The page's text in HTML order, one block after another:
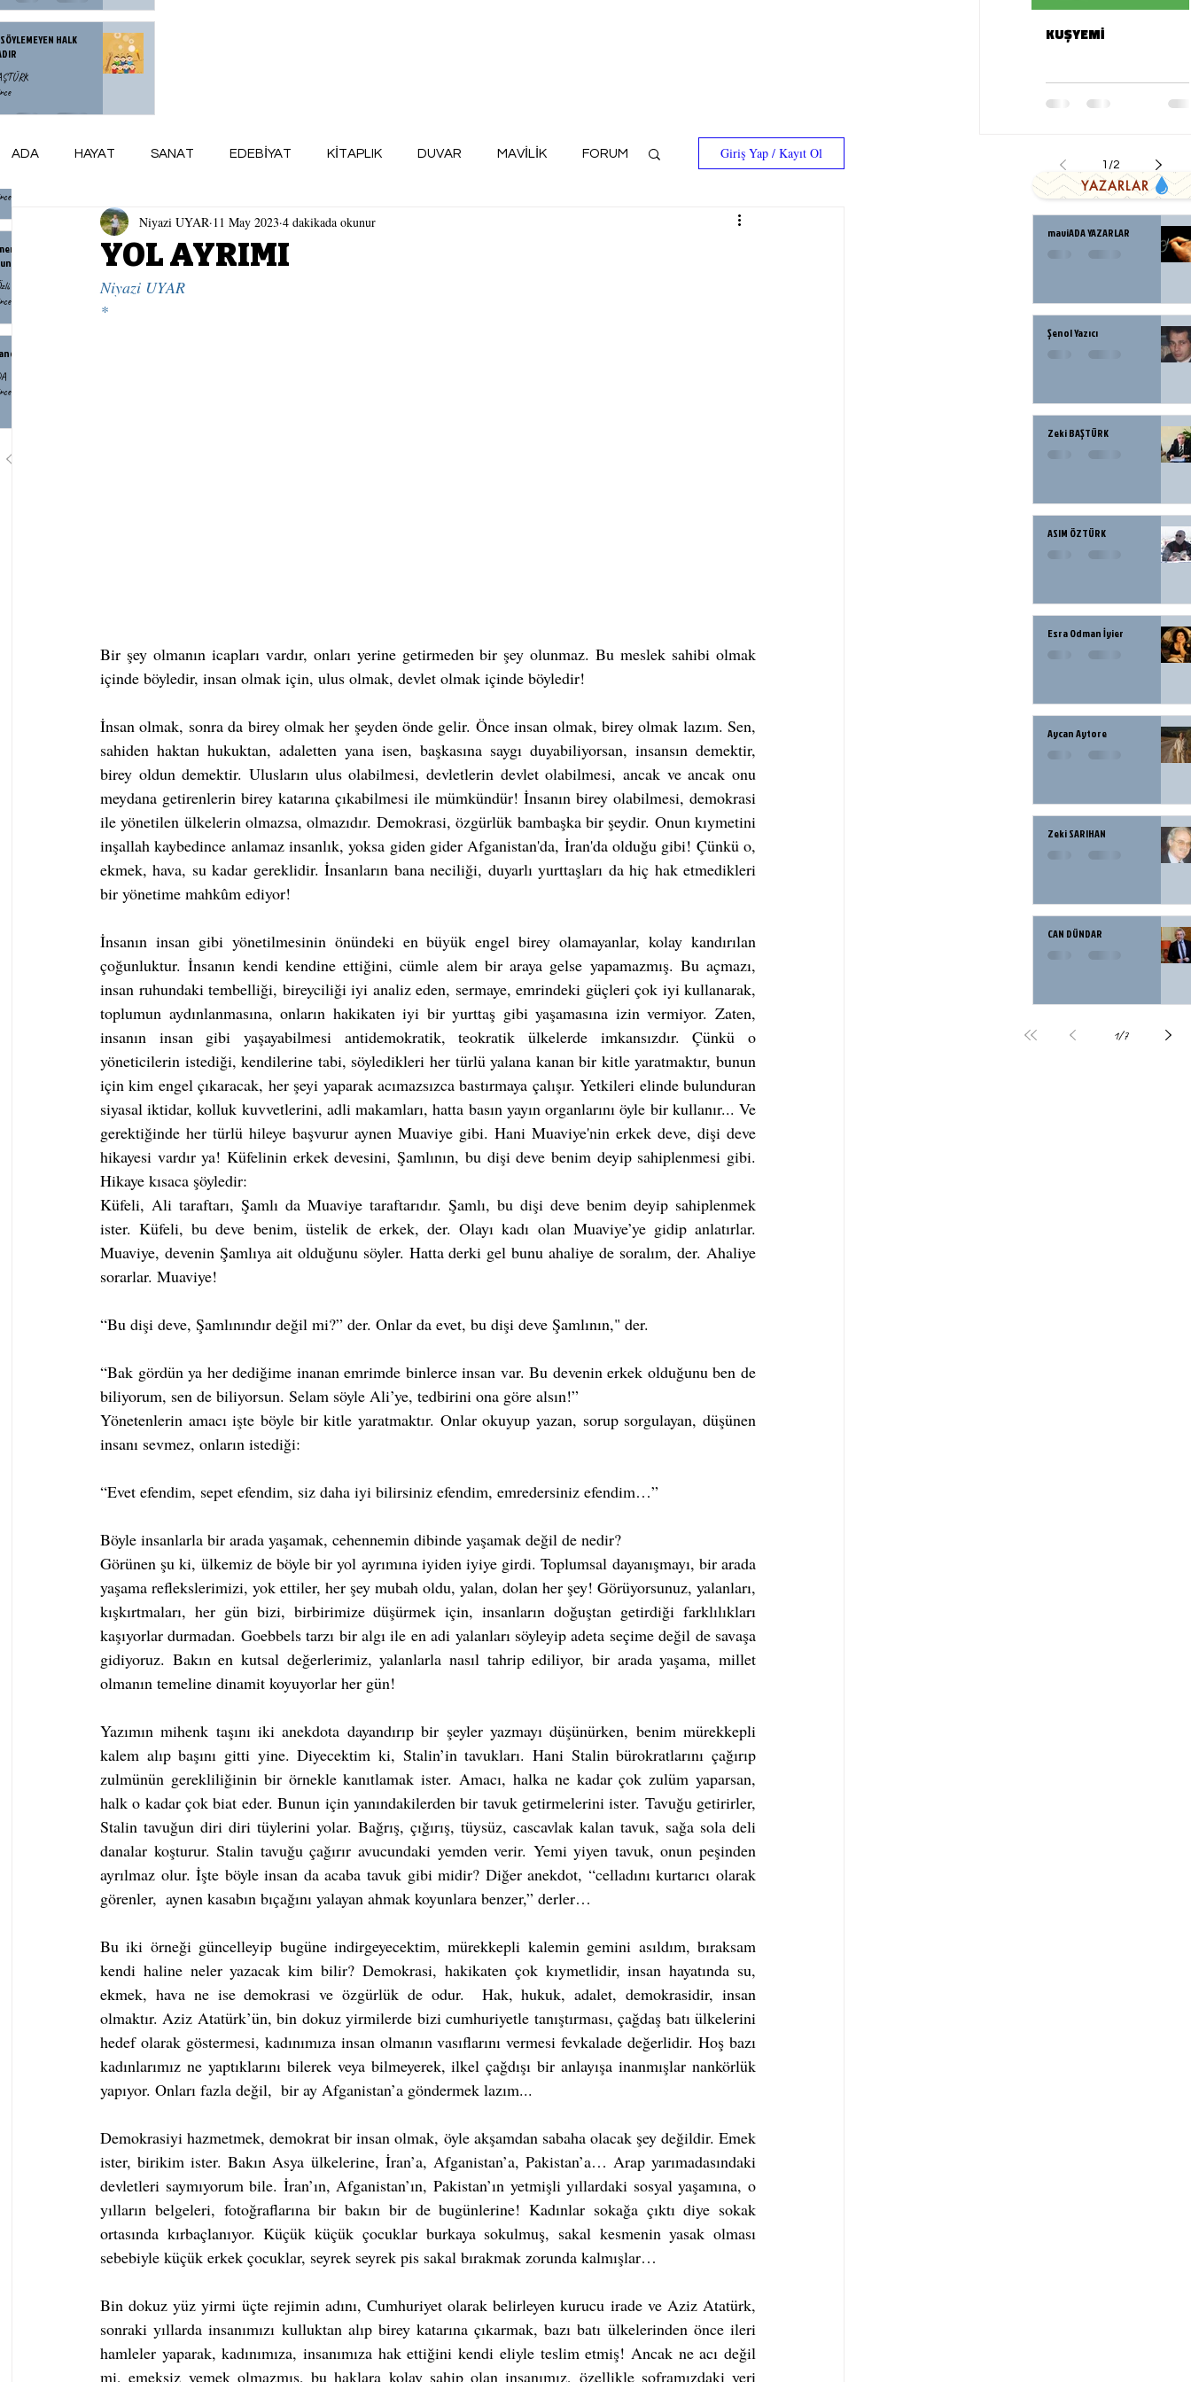
HALK
Yaşlanmak Demek
Bilmiyordum
İsayeviç Soljenitsin
ADA HAYAT SANAT EDEBİYAT KİTAPLIK DUVAR MAVİLİK FORUM
maviADA KÜNYE AY AYDINLIĞI
Giriş Yap / Kayıt Ol
YOL AYRIMI
Niyazi UYAR 11 May 2023 4 dakikada okunur
Niyazi UYAR
*
Bir şey olmanın icapları vardır, onları yerine getirmeden bir şey olunmaz. Bu meslek sahibi olmak
içinde böyledir, insan olmak için, ulus olmak, devlet olmak içinde böyledir!
İnsan olmak, sonra da birey olmak her şeyden önde gelir. Önce insan olmak, birey olmak lazım. Sen,
sahiden haktan hukuktan, adaletten yana isen, başkasına saygı duyabiliyorsan, insansın demektir,
birey oldun demektir. Ulusların ulus olabilmesi, devletlerin devlet olabilmesi, ancak ve ancak onu
meydana getirenlerin birey katarına çıkabilmesi ile mümkündür! İnsanın birey olabilmesi, demokrasi
ile yönetilen ülkelerin olmazsa, olmazıdır. Demokrasi, özgürlük bambaşka bir şeydir. Onun kıymetini
inşallah kaybedince anlamaz insanlık, yoksa giden gider Afganistan'da, İran'da olduğu gibi! Çünkü o,
ekmek, hava, su kadar gereklidir. İnsanların bana neciliği, duyarlı yurttaşları da hiç hak etmedikleri
bir yönetime mahkûm ediyor!
İnsanın insan gibi yönetilmesinin önündeki en büyük engel birey olamayanlar, kolay kandırılan
çoğunluktur. İnsanın kendi kendine ettiğini, cümle alem bir araya gelse yapamazmış. Bu açmazı,
insan ruhundaki tembelliği, bireyciliği iyi analiz eden, sermaye, emrindeki güçleri çok iyi kullanarak,
toplumun aydınlanmasına, onların hakikaten iyi bir yurttaş gibi yaşamasına izin vermiyor. Zaten,
insanın insan gibi yaşayabilmesi antidemokratik, teokratik ülkelerde imkansızdır. Çünkü o
yöneticilerin istediği, kendilerine tabi, söyledikleri her türlü yalana kanan bir kitle yaratmaktır, bunun
için kim engel çıkaracak, her şeyi yaparak acımazsızca bastırmaya çalışır. Yetkileri elinde bulunduran
siyasal iktidar, kolluk kuvvetlerini, adli makamları, hatta basın yayın organlarını öyle bir kullanır... Ve
gerektiğinde her türlü hileye başvurur aynen Muaviye gibi. Hani Muaviye'nin erkek deve, dişi deve
hikayesi vardır ya! Küfelinin erkek devesini, Şamlının, bu dişi deve benim deyip sahiplenmesi gibi.
Hikaye kısaca şöyledir:
Küfeli, Ali taraftarı, Şamlı da Muaviye taraftarıdır. Şamlı, bu dişi deve benim deyip sahiplenmek
ister. Küfeli, bu deve benim, üstelik de erkek, der. Olayı kadı olan Muaviye’ye gidip anlatırlar.
Muaviye, devenin Şamlıya ait olduğunu söyler. Hatta derki gel bunu ahaliye de soralım, der. Ahaliye
sorarlar. Muaviye!
“Bu dişi deve, Şamlınındır değil mi?” der. Onlar da evet, bu dişi deve Şamlının," der.
“Bak gördün ya her dediğime inanan emrimde binlerce insan var. Bu devenin erkek olduğunu ben de
biliyorum, sen de biliyorsun. Selam söyle Ali’ye, tedbirini ona göre alsın!”
Yönetenlerin amacı işte böyle bir kitle yaratmaktır. Onlar okuyup yazan, sorup sorgulayan, düşünen
insanı sevmez, onların istediği:
“Evet efendim, sepet efendim, siz daha iyi bilirsiniz efendim, emredersiniz efendim…”
Böyle insanlarla bir arada yaşamak, cehennemin dibinde yaşamak değil de nedir?
Görünen şu ki, ülkemiz de böyle bir yol ayrımına iyiden iyiye girdi. Toplumsal dayanışmayı, bir arada
yaşama reflekslerimizi, yok ettiler, her şey mubah oldu, yalan, dolan her şey! Görüyorsunuz, yalanları,
kışkırtmaları, her gün bizi, birbirimize düşürmek için, insanların doğuştan getirdiği farklılıkları
kaşıyorlar durmadan. Goebbels tarzı bir algı ile en adi yalanları söyleyip adeta seçime değil de savaşa
gidiyoruz. Bakın en kutsal değerlerimiz, yalanlarla nasıl tahrip ediliyor, bir arada yaşama, millet
olmanın temeline dinamit koyuyorlar her gün!
Yazımın mihenk taşını iki anekdota dayandırıp bir şeyler yazmayı düşünürken, benim mürekkepli
kalem alıp başını gitti yine. Diyecektim ki, Stalin’in tavukları. Hani Stalin bürokratlarını çağırıp
zulmünün gerekliliğinin bir örnekle kanıtlamak ister. Amacı, halka ne kadar çok zulüm yaparsan,
halk o kadar çok biat eder. Bunun için yanındakilerden bir tavuk getirmelerini ister. Tavuğu getirirler,
Stalin tavuğun diri diri tüylerini yolar. Bağrış, çığırış, tüysüz, cascavlak kalan tavuk, sağa sola deli
danalar koşturur. Stalin tavuğu çağırır avucundaki yemden verir. Yemi yiyen tavuk, onun peşinden
ayrılmaz olur. İşte böyle insan da acaba tavuk gibi midir? Diğer anekdot, “celladını kurtarıcı olarak
görenler,  aynen kasabın bıçağını yalayan ahmak koyunlara benzer,” derler…
Bu iki örneği güncelleyip bugüne indirgeyecektim, mürekkepli kalemin gemini asıldım, bıraksam
kendi haline neler yazacak kim bilir? Demokrasi, hakikaten çok kıymetlidir, insan hayatında su,
ekmek, hava ne ise demokrasi ve özgürlük de odur.  Hak, hukuk, adalet, demokrasidir, insan
olmaktır. Aziz Atatürk’ün, bin dokuz yirmilerde bizi cumhuriyetle tanıştırması, çağdaş batı ülkelerini
hedef olarak göstermesi, kadınımıza insan olmanın vasıflarını vermesi fevkalade değerlidir. Hoş bazı
kadınlarımız ne yaptıklarını bilerek veya bilmeyerek, ilkel çağdışı bir anlayışa inanmışlar nankörlük
yapıyor. Onları fazla değil,  bir ay Afganistan’a göndermek lazım...
Demokrasiyi hazmetmek, demokrat bir insan olmak, öyle akşamdan sabaha olacak şey değildir. Emek
ister, birikim ister. Bakın Asya ülkelerine, İran’a, Afganistan’a, Pakistan’a… Arap yarımadasındaki
devletleri saymıyorum bile. İran’ın, Afganistan’ın, Pakistan’ın yetmişli yıllardaki sosyal yaşamına, o
yılların belgeleri, fotoğraflarına bir bakın bir de bugünlerine! Kadınlar sokağa çıktı diye sokak
ortasında kırbaçlanıyor. Küçük küçük çocuklar burkaya sokulmuş, sakal kesmenin yasak olması
sebebiyle küçük erkek çocuklar, seyrek seyrek pis sakal bırakmak zorunda kalmışlar…
Bin dokuz yüz yirmi üçte rejimin adını, Cumhuriyet olarak belirleyen kurucu irade ve Aziz Atatürk,
sonraki yıllarda insanımızı kulluktan alıp birey katarına çıkarmak, bazı batı ülkelerinden önce ileri
hamleler yaparak, kadınımıza, insanımıza hak ettiğini kendi eliyle teslim etmiş! Ancak ne acı değil
mi, emeksiz yemek olmazmış, bu haklara kolay sahip olan insanımız, özellikle soframızdaki yeri
YAZARLAR
maviADA YAZARLAR
Şenol Yazıcı
Zeki BAŞTÜRK
ASIM ÖZTÜRK
Esra Odman İyier
Aycan Aytore
Zeki SARIHAN
CAN DÜNDAR
1/7
KUŞYEMİ
1 /2